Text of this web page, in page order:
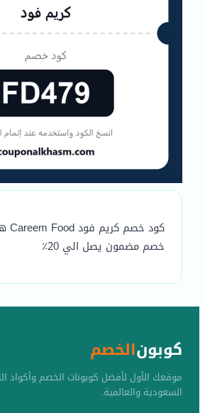
خصم مضمون يصل الي 20٪
كوبونالخصم
موقعك الأول لأفضل كوبونات الخصم وأكواد
السعودية والعالمية.